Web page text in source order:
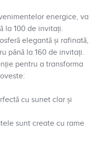
energice, va
la 100 de invitați.
elegantă și rafinată,
până la 160 de invitați.
pentru a transforma
cu sunet clar și
sunt create cu rame